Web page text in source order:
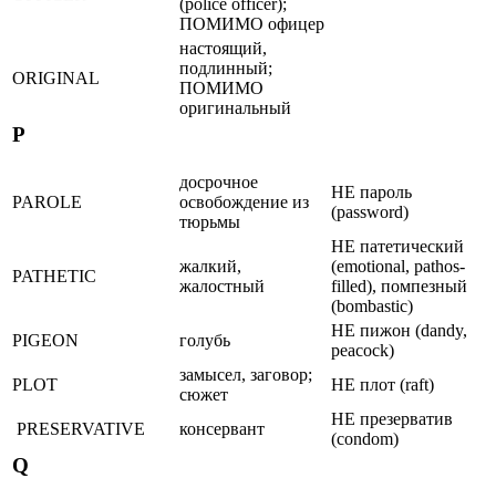
ПОМИМО офицеp
ORIGINAL
настоящий,
подлинный;
ПОМИМО
оригинальный
P
PAROLE
досрочное
освобождение из
тюрьмы
НЕ пароль
(password)
PATHETIC
жалкий,
жалостный
НЕ патетический
(emotional, pathos-
filled), помпезный
(bombastic)
PIGEON
голубь
НЕ пижон (dandy,
peacock)
PLOT
замысел, заговор;
сюжет
НЕ плот (raft)
PRESERVATIVE консервант
НЕ презерватив
(condom)
Q